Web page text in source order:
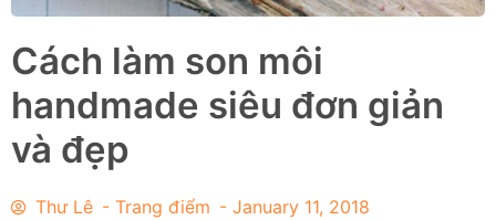
Cách làm son môi
handmade siêu đơn giản
và đẹp
Thư Lê - Trang điểm - January 11, 2018